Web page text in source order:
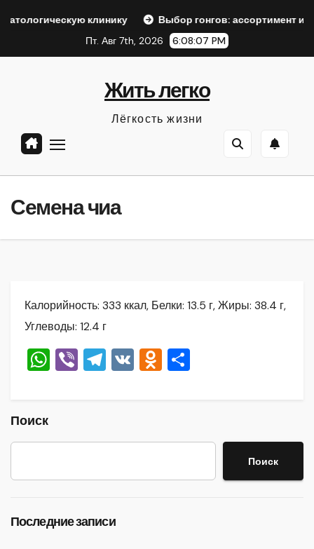
клинику
Выбор гонгов: ассортимент и
Пт. Авг 7th, 2026
6:08:08 PM
Жить легко
Лёгкость жизни
Семена чиа
Калорийность: 333 ккал, Белки: 13.5 г, Жиры: 38.4 г,
Углеводы: 12.4 г
W
A
p
Vi T
a
m
V O
kl
a
в
и
Поиск
Поиск
Последние записи